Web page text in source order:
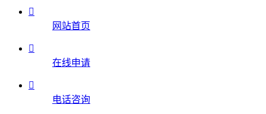

网站首页

在线申请

电话咨询